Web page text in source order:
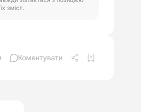
зміст.
Коментувати